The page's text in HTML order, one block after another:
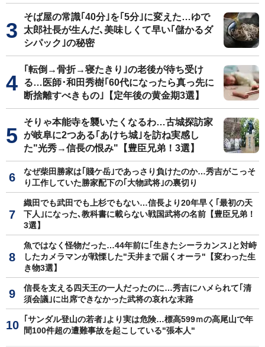
そば屋の常識｢40分｣を｢5分｣に変えた…ゆで
太郎社長が生んだ､美味しくて早い｢儲かるダ
シパック｣の秘密
｢転倒→骨折→寝たきり｣の老後が待ち受け
る…医師･和田秀樹｢60代になったら真っ先に
断捨離すべきもの｣【定年後の黄金期3選】
そりゃ本能寺を襲いたくなるわ…古城探訪家
が岐阜に2つある｢あけち城｣を訪ね実感し
た"光秀→信長の恨み"【豊臣兄弟！3選】
なぜ柴田勝家は｢賤ケ岳｣であっさり負けたのか…秀吉がこっそ
り工作していた勝家配下の｢大物武将｣の裏切り
織田でも武田でも上杉でもない…信長より20年早く｢最初の天
下人｣になった､教科書に載らない戦国武将の名前【豊臣兄弟！
3選】
魚ではなく怪物だった…44年前に｢生きたシーラカンス｣と対峙
したカメラマンが戦慄した"天井まで届くオーラ"【変わった生
き物3選】
信長を支える四天王の一人だったのに…秀吉にハメられて｢清
須会議｣に出席できなかった武将の哀れな末路
｢サンダル登山の若者｣より実は危険…標高599ｍの高尾山で年
間100件超の遭難事故を起こしている"張本人"